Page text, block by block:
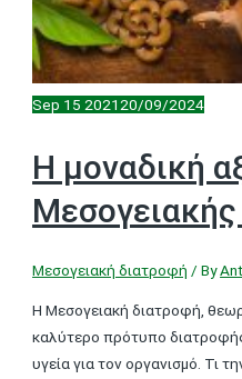
Sep 15 202120/09/2024
Η μοναδική
Μεσογειακή διατροφή / By
Η Μεσογειακή διατροφή,
καλύτερο πρότυπο
υγεία για τον οργανισμό. Τι